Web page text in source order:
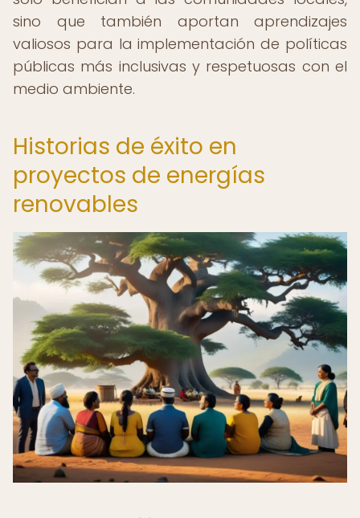
sino que también aportan aprendizajes
valiosos para la implementación de políticas
públicas más inclusivas y respetuosas con el
medio ambiente.
Historias de éxito en
proyectos de energías
renovables